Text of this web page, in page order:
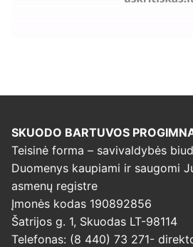
SKUODO BARTUVOS
Teisinė forma – savivaldybės
Duomenys kaupiami ir saugomi
asmenų registre
Įmonės kodas 190892856
Šatrijos g. 1, Skuodas LT-98114
Telefonas: (8 440) 73 271-